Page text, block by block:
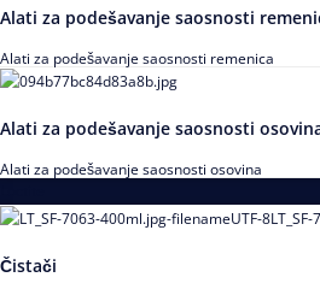
Alati za podešavanje saosnosti
Alati za podešavanje saosnosti remenica
Alati za podešavanje saosnosti
Alati za podešavanje saosnosti osovina
Čistači